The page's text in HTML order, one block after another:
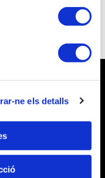
ne els detalls